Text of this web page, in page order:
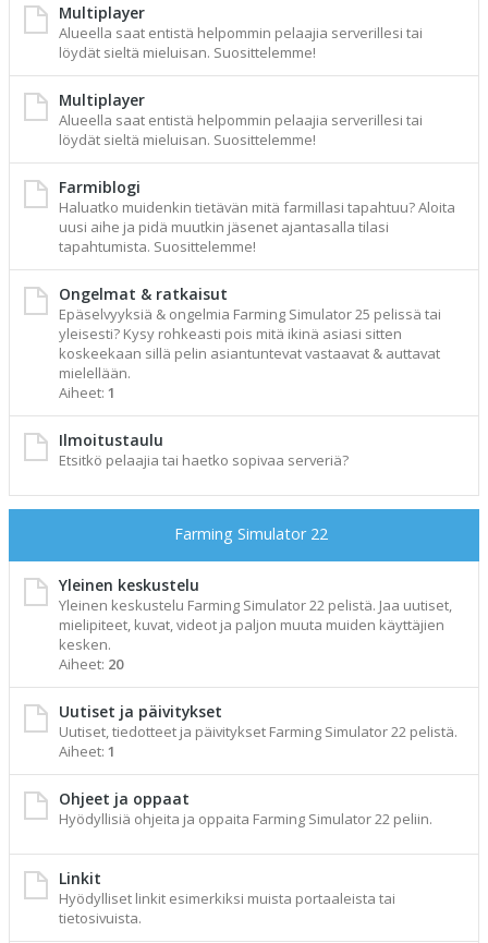
Multiplayer
Alueella saat entistä helpommin pelaajia serverillesi tai
löydät sieltä mieluisan. Suosittelemme!
Multiplayer
Alueella saat entistä helpommin pelaajia serverillesi tai
löydät sieltä mieluisan. Suosittelemme!
Farmiblogi
Haluatko muidenkin tietävän mitä farmillasi tapahtuu? Aloita
uusi aihe ja pidä muutkin jäsenet ajantasalla tilasi
tapahtumista. Suosittelemme!
Ongelmat & ratkaisut
Epäselvyyksiä & ongelmia Farming Simulator 25 pelissä tai
yleisesti? Kysy rohkeasti pois mitä ikinä asiasi sitten
koskeekaan sillä pelin asiantuntevat vastaavat & auttavat
mielellään.
Aiheet: 1
Ilmoitustaulu
Etsitkö pelaajia tai haetko sopivaa serveriä?
Farming Simulator 22
Yleinen keskustelu
Yleinen keskustelu Farming Simulator 22 pelistä. Jaa uutiset,
mielipiteet, kuvat, videot ja paljon muuta muiden käyttäjien
kesken.
Aiheet: 20
Uutiset ja päivitykset
Uutiset, tiedotteet ja päivitykset Farming Simulator 22 pelistä.
Aiheet: 1
Ohjeet ja oppaat
Hyödyllisiä ohjeita ja oppaita Farming Simulator 22 peliin.
Linkit
Hyödylliset linkit esimerkiksi muista portaaleista tai
tietosivuista.